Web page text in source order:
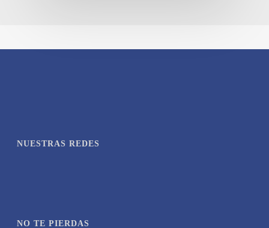
NUESTRAS REDES
NO TE PIERDAS